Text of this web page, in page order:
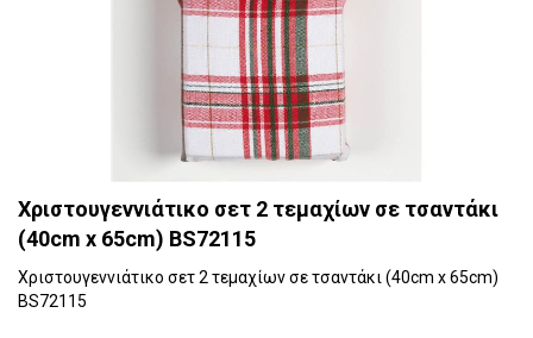
Χριστουγεννιάτικο σετ 2 τεμαχίων σε τσαντάκι
(40cm x 65cm) BS72115
Χριστουγεννιάτικο σετ 2 τεμαχίων σε τσαντάκι (40cm x 65cm)
BS72115